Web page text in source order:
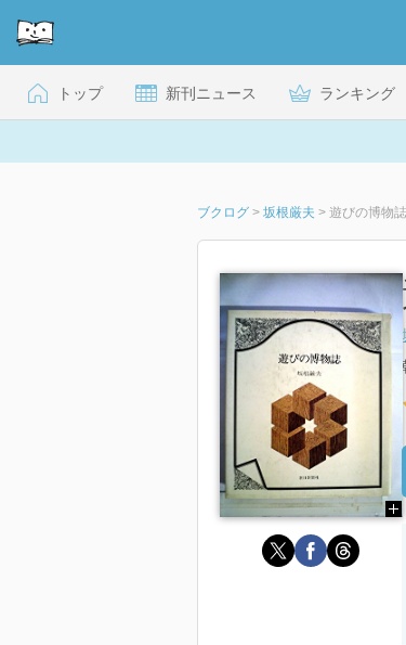
トップ 新刊ニュース ランキング
ブクログ > 坂根厳夫 > 遊びの博物誌